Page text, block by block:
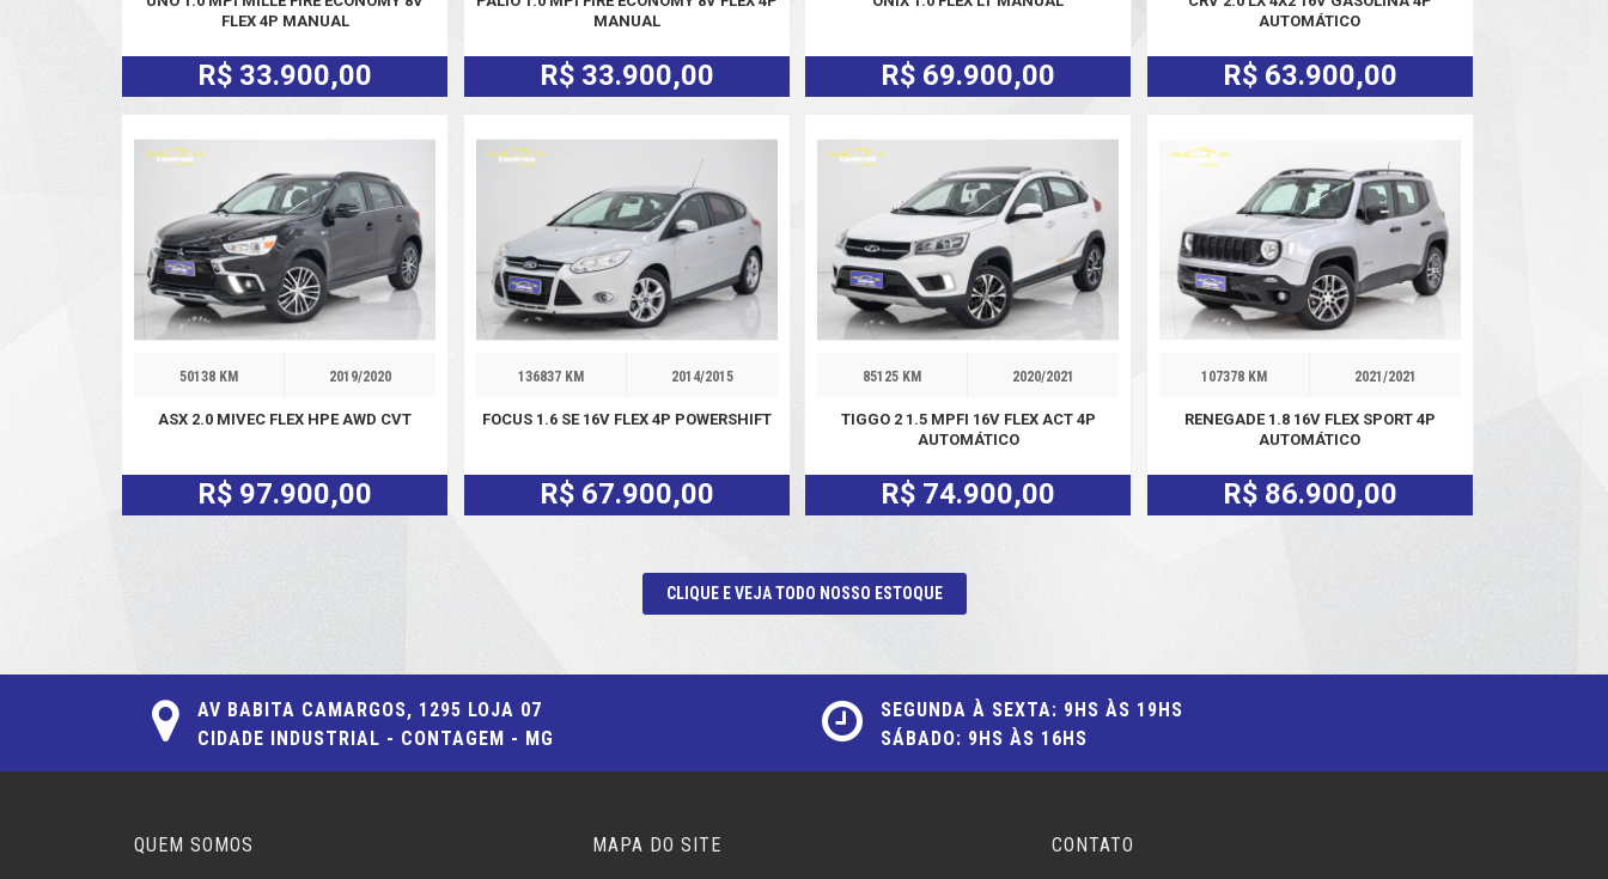
FLEX 4P MANUAL
R$ 33.900,00
MANUAL
R$ 33.900,00 R$ 69.900,00
AUTOMÁTICO
R$ 63.900,00
50138 KM 2019/2020
ASX 2.0 MIVEC FLEX HPE AWD CVT
R$ 97.900,00
136837 KM 2014/2015
FOCUS 1.6 SE 16V FLEX 4P POWERSHIFT
R$ 67.900,00
85125 KM 2020/2021
TIGGO 2 1.5 MPFI 16V FLEX ACT 4P
AUTOMÁTICO
R$ 74.900,00
107378 KM 2021/2021
RENEGADE 1.8 16V FLEX SPORT 4P
AUTOMÁTICO
R$ 86.900,00
CLIQUE E VEJA TODO NOSSO ESTOQUE
AV BABITA CAMARGOS, 1295 LOJA 07
CIDADE INDUSTRIAL - CONTAGEM - MG
SEGUNDA À SEXTA: 9HS ÀS 19HS
SÁBADO: 9HS ÀS 16HS
QUEM SOMOS MAPA DO SITE CONTATO